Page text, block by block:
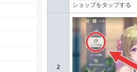
ショップをタップする
2